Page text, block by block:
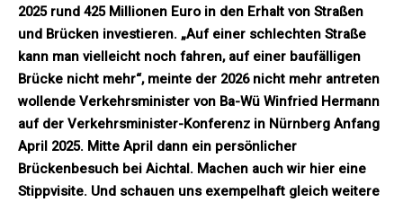
2025 rund 425 Millionen Euro in den Erhalt von Straßen
und Brücken investieren. „Auf einer schlechten Straße
kann man vielleicht noch fahren, auf einer baufälligen
Brücke nicht mehr“, meinte der 2026 nicht mehr antreten
wollende Verkehrsminister von Ba-Wü Winfried Hermann
auf der Verkehrsminister-Konferenz in Nürnberg Anfang
April 2025. Mitte April dann ein persönlicher
Brückenbesuch bei Aichtal. Machen auch wir hier eine
Stippvisite. Und schauen uns exempelhaft gleich weitere